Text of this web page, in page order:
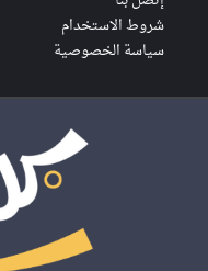
شروط الاستخدام
سياسة الخصوصية